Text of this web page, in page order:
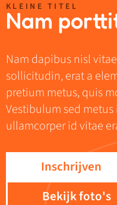
KLEINE TITEL
Nam
Nam dapibus nisl
sollicitudin, erat a
pretium metus, quis
Vestibulum sed
ullamcorper id vitae
Inschrijven
Bekijk foto's